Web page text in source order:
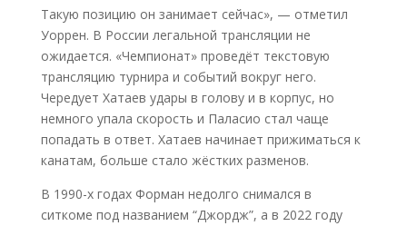
Такую позицию он занимает сейчас», — отметил
Уоррен. В России легальной трансляции не
ожидается. «Чемпионат» проведёт текстовую
трансляцию турнира и событий вокруг него.
Чередует Хатаев удары в голову и в корпус, но
немного упала скорость и Паласио стал чаще
попадать в ответ. Хатаев начинает прижиматься к
канатам, больше стало жёстких разменов.
В 1990-х годах Форман недолго снимался в
ситкоме под названием “Джордж”, а в 2022 году